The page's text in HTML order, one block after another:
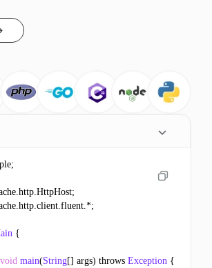
.http.HttpHost
.http.client.fluent.*;
{
void main(String[] args) throws Exception {